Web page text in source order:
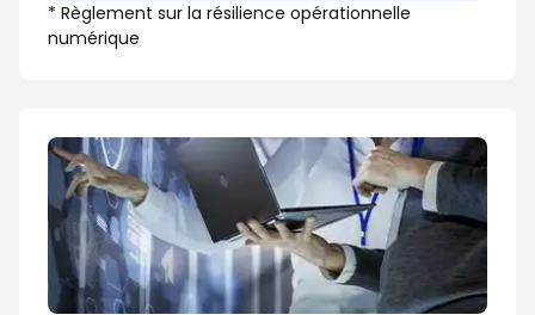
* Règlement sur la résilience opérationnelle
numérique